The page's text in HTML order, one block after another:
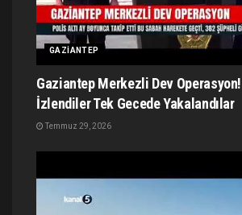
GAZIANTEP
Gaziantep Merkezli Dev
İzlendiler Tek Gecede Yakalandılar
Temmuz 29, 2026